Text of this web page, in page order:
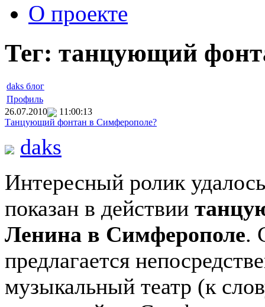
О проекте
Тег: танцующий
daks блог
Профиль
26.07.2010
11:00:13
Танцующий фонтан в Симферополе?
daks
Интересный ролик
показан в действии
Ленина в Симферополе.
предлагается
музыкальный театр (к